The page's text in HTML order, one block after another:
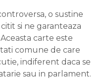
o sustine
si ne garanteaza
carte este
comune de care
indiferent daca se
sau in parlament.